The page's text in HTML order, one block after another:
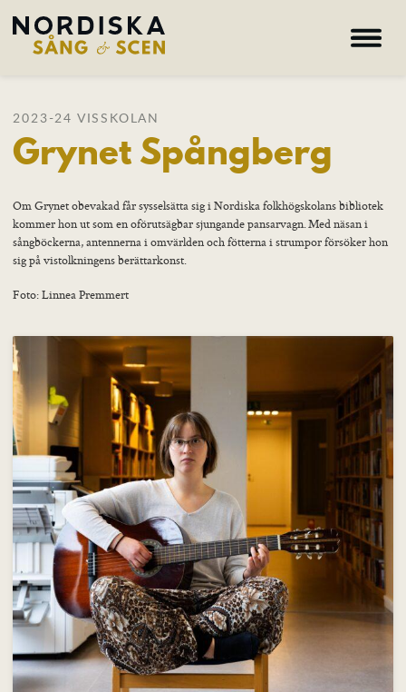
Hem
Om oss
Kurser
Lärare
Deltagare
Nyheter
Galleri
Hem – Nordiska folkhögskolan
Kurser
Om skolan
Nyheter
Konferens & B&B
Nordiska deltagare
Kontakt
2023-24 VISSKOLAN
Grynet Spångberg
Om Grynet obevakad får sysselsätta sig i Nordiska folkhögskolans bibliotek
kommer hon ut som en oförutsägbar sjungande pansarvagn. Med näsan i
sångböckerna, antennerna i omvärlden och fötterna i strumpor försöker hon
sig på vistolkningens berättarkonst.
Foto: Linnea Premmert